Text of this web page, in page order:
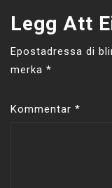
Legg Att
Epostadressa di
merka *
Kommentar *